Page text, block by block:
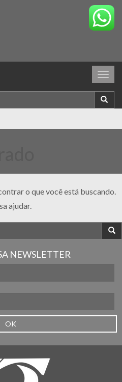
o que você está buscando.
ajudar.
NEWSLETTER
OK